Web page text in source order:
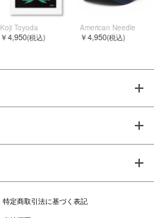
Koji Toyoda
￥4,950(税込)
American Needle
￥4,950(税込)
特定商取引法に基づく表記